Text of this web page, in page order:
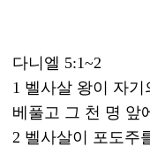
다니엘 5:1~2
1 벨사살 왕이 자
베풀고 그 천 명 앞
2 벨사살이 포도주